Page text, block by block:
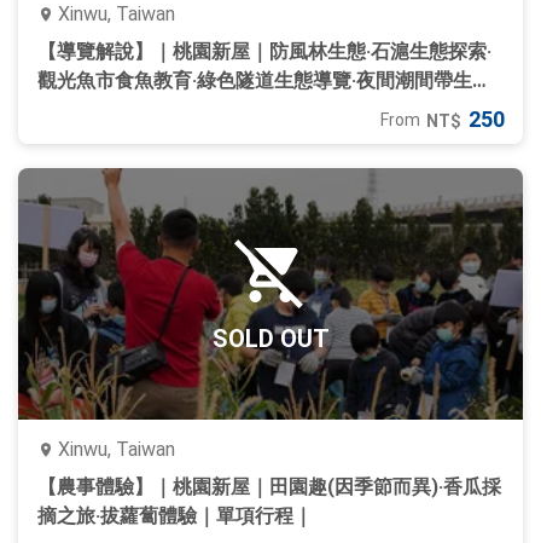
Xinwu, Taiwan
【導覽解說】｜桃園新屋｜防風林生態‧石滬生態探索‧
觀光魚市食魚教育‧綠色隧道生態導覽‧夜間潮間帶生態
From NT$ 250
SOLD OUT
Xinwu, Taiwan
【農事體驗】｜桃園新屋｜田園趣(因季節而異)‧香瓜採
摘之旅‧拔蘿蔔體驗｜單項行程｜